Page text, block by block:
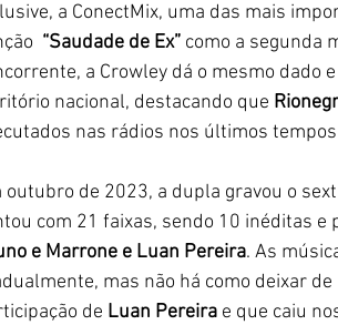
a ConectMix, uma das mais
“Saudade de Ex” como a segunda
a Crowley dá o mesmo dado
nacional, destacando que
nas rádios nos últimos
outubro de 2023, a dupla gravou o
com 21 faixas, sendo 10 inéditas
e Marrone e Luan Pereira. As
mas não há como deixar
de Luan Pereira e que caiu